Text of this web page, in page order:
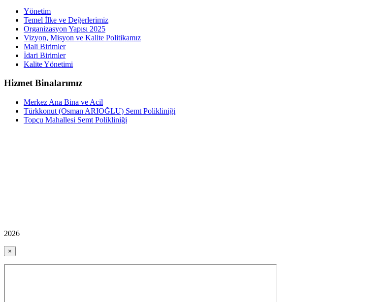
Yönetim
Temel İlke ve Değerlerimiz
Organizasyon Yapısı 2025
Vizyon, Misyon ve Kalite Politikamız
Mali Birimler
İdari Birimler
Kalite Yönetimi
Hizmet Binalarımız
Merkez Ana Bina ve Acil
Türkkonut (Osman ARIOĞLU) Semt Polikliniği
Topçu Mahallesi Semt Polikliniği
2026
×